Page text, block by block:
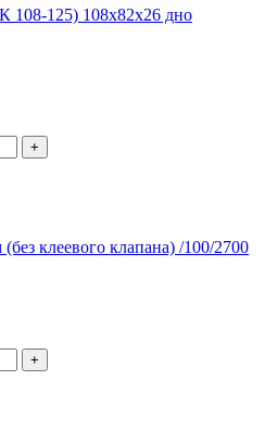
125) 108х82х26 дно
+
клеевого клапана) /100/2700
+